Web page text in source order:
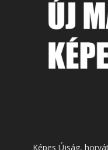
Képes Újság,